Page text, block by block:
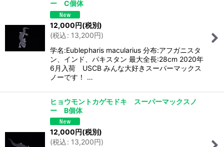
ー C個体
12,000円(税別)
(税込: 13,200円)
学名:Eublepharis macularius 分布:アフガニスタ
ン、インド、パキスタン 最大全長:28cm 2020年
6月入荷 USCB みんな大好きスーパーマックス
ノーです！ …
ヒョウモントカゲモドキ スーパーマックスノ
ー B個体
12,000円(税別)
(税込: 13,200円)